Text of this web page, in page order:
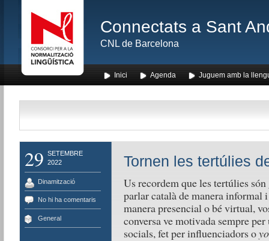
Connectats a Sant
CNL de Barcelona
Inici Agenda Juguem amb la
29 SETEMBRE
2022
Dinamització
No hi ha comentaris
General
Tornen les tertúlies
Us recordem que les tertúlies
parlar català de manera informal
manera presencial o bé virtual,
conversa ve motivada sempre
socials, fet per influenciadors o